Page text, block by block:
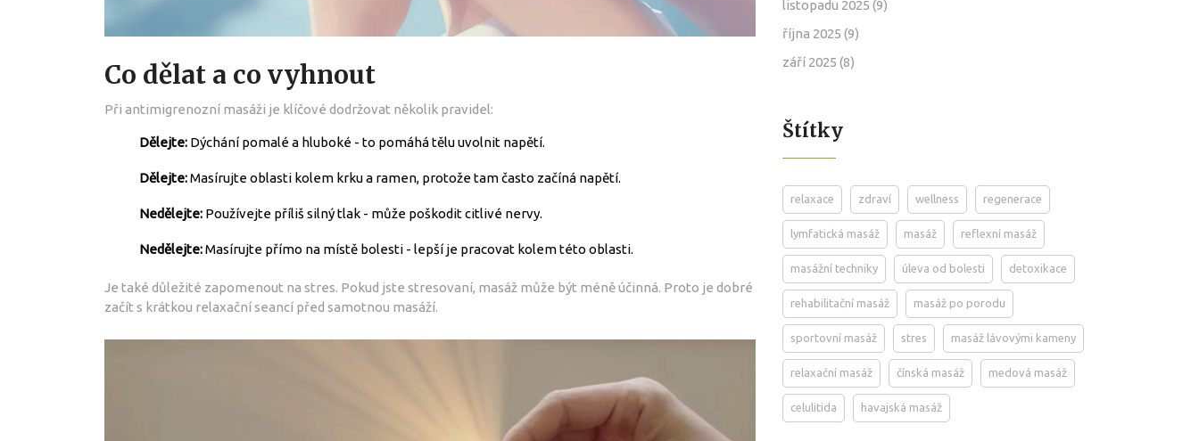
Co dělat a co vyhnout
Při antimigrenozní masáži je klíčové dodržovat několik pravidel:
Dělejte: Dýchání pomalé a hluboké - to pomáhá tělu uvolnit napětí.
Dělejte:Masírujte oblasti kolem krku a ramen, protože tam často začíná napětí.
Nedělejte: Používejte příliš silný tlak - může poškodit citlivé nervy.
Nedělejte:Masírujte přímo na místě bolesti - lepší je pracovat kolem této oblasti.
Je také důležité zapomenout na stres. Pokud jste stresovaní, masáž může být méně účinná. Proto je dobré
začít s krátkou relaxační seancí před samotnou masáží.
listopadu 2025 (9)
října 2025 (9)
září 2025 (8)
Štítky
relaxace zdraví wellness regenerace
lymfatická masáž masáž reflexní masáž
masážní techniky úleva od bolesti detoxikace
rehabilitační masáž masáž po porodu
sportovní masáž stres masáž lávovými kameny
relaxační masáž čínská masáž medová masáž
celulitida havajská masáž